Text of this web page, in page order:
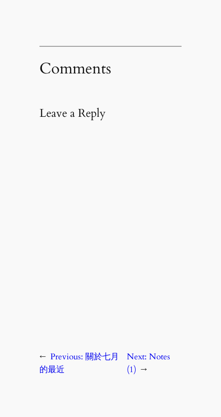
Comments
Leave a Reply
← Previous: 關於七月
的最近
Next: Notes
(1) →